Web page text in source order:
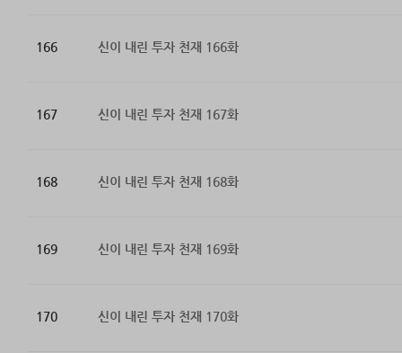
166 신이 내린 투자 천재 166화
167 신이 내린 투자 천재 167화
168 신이 내린 투자 천재 168화
169 신이 내린 투자 천재 169화
170 신이 내린 투자 천재 170화